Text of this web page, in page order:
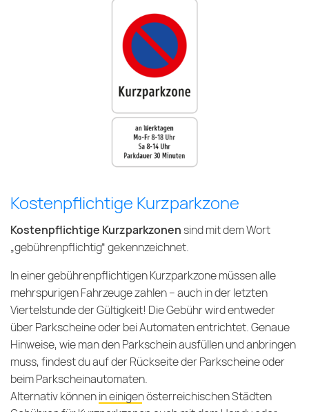
Kostenpflichtige Kurzparkzone
Kostenpflichtige Kurzparkzonen sind mit dem Wort
„gebührenpflichtig“ gekennzeichnet.
In einer gebührenpflichtigen Kurzparkzone müssen alle
mehrspurigen Fahrzeuge zahlen – auch in der letzten
Viertelstunde der Gültigkeit! Die Gebühr wird entweder
über Parkscheine oder bei Automaten entrichtet. Genaue
Hinweise, wie man den Parkschein ausfüllen und anbringen
muss, findest du auf der Rückseite der Parkscheine oder
beim Parkscheinautomaten.
Alternativ könnenin einigen österreichischen Städten